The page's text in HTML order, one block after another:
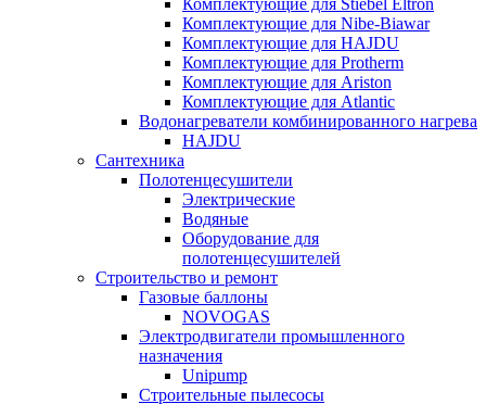
Комплектующие для Stiebel Eltron
Комплектующие для Nibe-Biawar
Комплектующие для HAJDU
Комплектующие для Protherm
Комплектующие для Ariston
Комплектующие для Atlantic
Водонагреватели комбинированного нагрева
HAJDU
Сантехника
Полотенцесушители
Электрические
Водяные
Оборудование для
полотенцесушителей
Строительство и ремонт
Газовые баллоны
NOVOGAS
Электродвигатели промышленного
назначения
Unipump
Строительные пылесосы